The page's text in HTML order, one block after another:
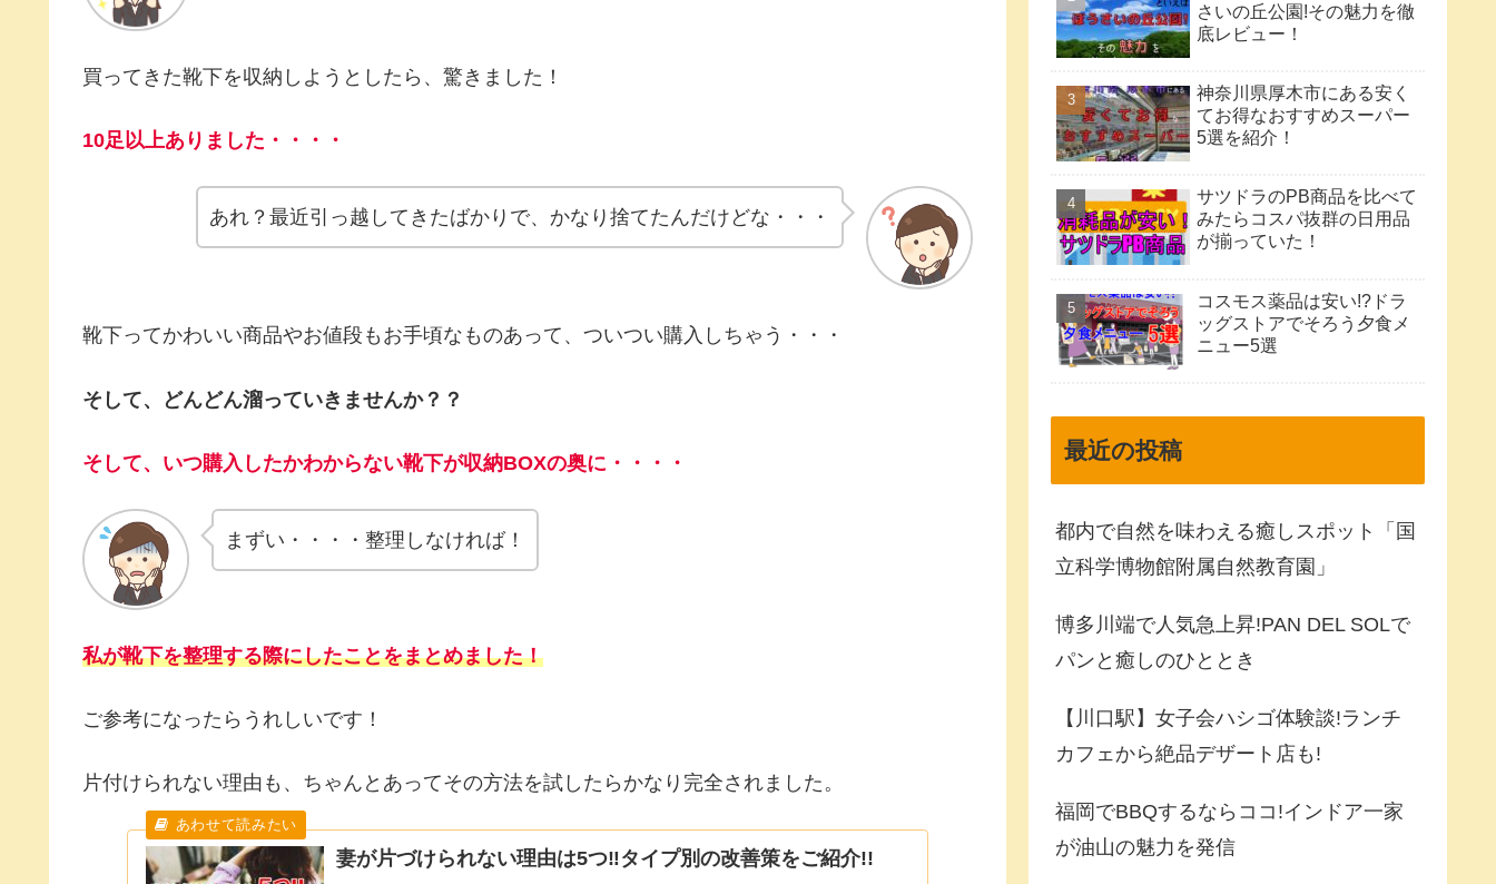
買ってきた靴下を収納しようとしたら、驚きました！
10足以上ありました・・・・
あれ？最近引っ越してきたばかりで、かなり捨てたんだけどな・・・
靴下ってかわいい商品やお値段もお手頃なものあって、ついつい購入しちゃう・・・
そして、どんどん溜っていきませんか？？
そして、いつ購入したかわからない靴下が収納BOXの奥に・・・・
まずい・・・・整理しなければ！
私が靴下を整理する際にしたことをまとめました！
ご参考になったらうれしいです！
片付けられない理由も、ちゃんとあってその方法を試したらかなり完全されました。
妻が片づけられない理由は5つ‼タイプ別の改善策をご紹介!!
さいの丘公園!その魅力を徹
底レビュー！
神奈川県厚木市にある安く
てお得なおすすめスーパー
5選を紹介！
サツドラのPB商品を比べて
みたらコスパ抜群の日用品
が揃っていた！
コスモス薬品は安い!?ドラ
ッグストアでそろう夕食メ
ニュー5選
最近の投稿
都内で自然を味わえる癒しスポット「国
立科学博物館附属自然教育園」
博多川端で人気急上昇!PAN DEL SOLで
パンと癒しのひととき
【川口駅】女子会ハシゴ体験談!ランチ
カフェから絶品デザート店も!
福岡でBBQするならココ!インドア一家
が油山の魅力を発信